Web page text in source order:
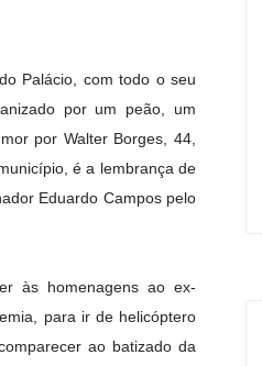
Palácio, com todo o seu
por um peão, um
por Walter Borges, 44,
é a lembrança de
Eduardo Campos pelo
às homenagens ao ex-
para ir de helicóptero
ao batizado da